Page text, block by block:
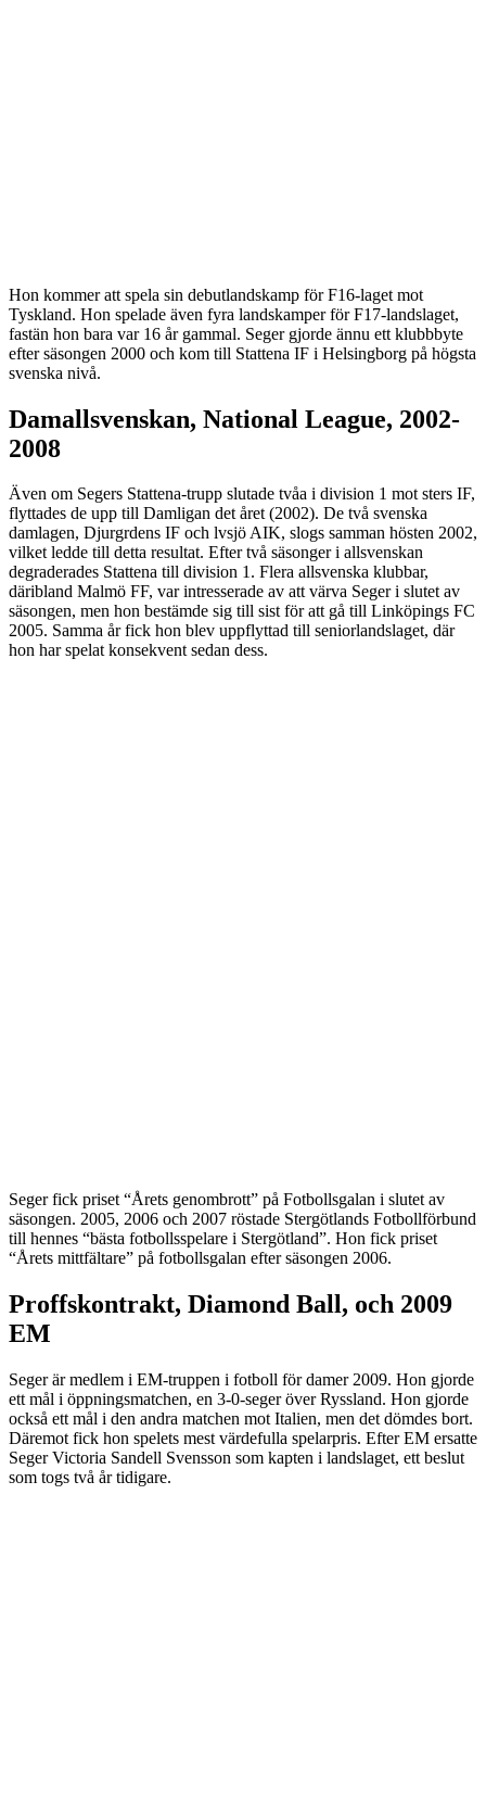
Hon kommer att spela sin debutlandskamp för F16-laget mot
Tyskland. Hon spelade även fyra landskamper för F17-landslaget,
fastän hon bara var 16 år gammal. Seger gjorde ännu ett klubbbyte
efter säsongen 2000 och kom till Stattena IF i Helsingborg på högsta
svenska nivå.
Damallsvenskan, National League, 2002-
2008
Även om Segers Stattena-trupp slutade tvåa i division 1 mot sters IF,
flyttades de upp till Damligan det året (2002). De två svenska
damlagen, Djurgrdens IF och lvsjö AIK, slogs samman hösten 2002,
vilket ledde till detta resultat. Efter två säsonger i allsvenskan
degraderades Stattena till division 1. Flera allsvenska klubbar,
däribland Malmö FF, var intresserade av att värva Seger i slutet av
säsongen, men hon bestämde sig till sist för att gå till Linköpings FC
2005. Samma år fick hon blev uppflyttad till seniorlandslaget, där
hon har spelat konsekvent sedan dess.
Seger fick priset “Årets genombrott” på Fotbollsgalan i slutet av
säsongen. 2005, 2006 och 2007 röstade Stergötlands Fotbollförbund
till hennes “bästa fotbollsspelare i Stergötland”. Hon fick priset
“Årets mittfältare” på fotbollsgalan efter säsongen 2006.
Proffskontrakt, Diamond Ball, och 2009
EM
Seger är medlem i EM-truppen i fotboll för damer 2009. Hon gjorde
ett mål i öppningsmatchen, en 3-0-seger över Ryssland. Hon gjorde
också ett mål i den andra matchen mot Italien, men det dömdes bort.
Däremot fick hon spelets mest värdefulla spelarpris. Efter EM ersatte
Seger Victoria Sandell Svensson som kapten i landslaget, ett beslut
som togs två år tidigare.